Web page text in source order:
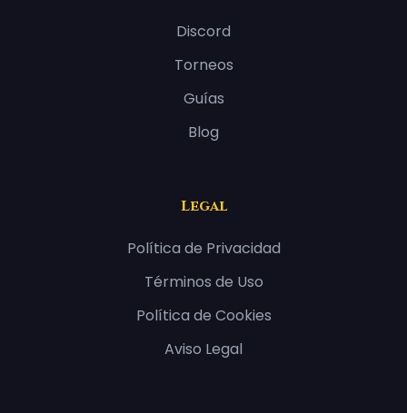
Discord
Torneos
Guías
Blog
Legal
Política de Privacidad
Términos de Uso
Política de Cookies
Aviso Legal